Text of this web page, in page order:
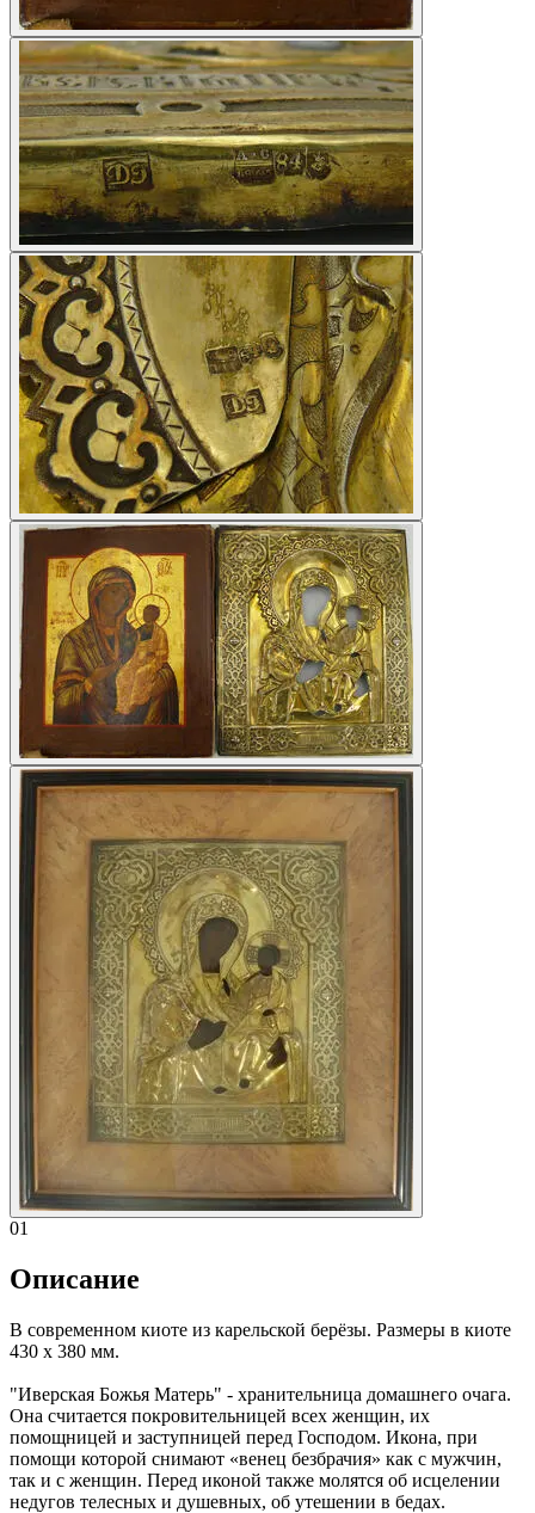
01
Описание
В современном киоте из карельской берёзы. Размеры в киоте
430 х 380 мм.
"Иверская Божья Матерь" - хранительница домашнего очага.
Она считается покровительницей всех женщин, их
помощницей и заступницей перед Господом. Икона, при
помощи которой снимают «венец безбрачия» как с мужчин,
так и с женщин. Перед иконой также молятся об исцелении
недугов телесных и душевных, об утешении в бедах.